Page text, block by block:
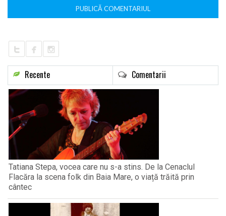
Recente Comentarii
Tatiana Stepa, vocea care nu s-a stins. De la Cenaclul
Flacăra la scena folk din Baia Mare, o viață trăită prin
cântec